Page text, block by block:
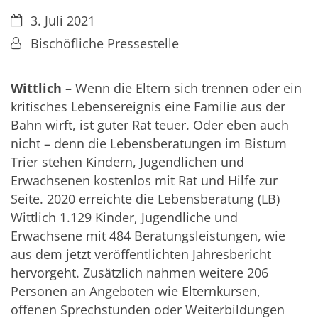
Datum:
3. Juli 2021
Von:Bischöfliche Pressestelle
Wittlich – Wenn die Eltern sich trennen oder ein
kritisches Lebensereignis eine Familie aus der
Bahn wirft, ist guter Rat teuer. Oder eben auch
nicht – denn die Lebensberatungen im Bistum
Trier stehen Kindern, Jugendlichen und
Erwachsenen kostenlos mit Rat und Hilfe zur
Seite. 2020 erreichte die Lebensberatung (LB)
Wittlich 1.129 Kinder, Jugendliche und
Erwachsene mit 484 Beratungsleistungen, wie
aus dem jetzt veröffentlichten Jahresbericht
hervorgeht. Zusätzlich nahmen weitere 206
Personen an Angeboten wie Elternkursen,
offenen Sprechstunden oder Weiterbildungen